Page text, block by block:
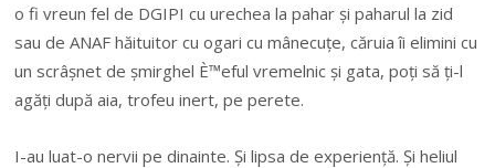
o fi vreun fel de DGIPI cu urechea la pahar și paharul la zid
sau de ANAF hăituitor cu ogari cu mânecuțe, căruia îi elimini cu
un scrâșnet de șmirghel È™eful vremelnic și gata, poți să ți-l
agăți după aia, trofeu inert, pe perete.
I-au luat-o nervii pe dinainte. Și lipsa de experiență. Și heliul